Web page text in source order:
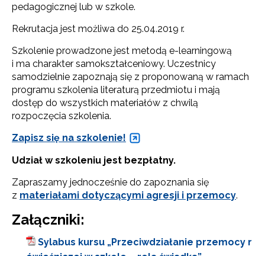
pedagogicznej lub w szkole.
Rekrutacja jest możliwa do 25.04.2019 r.
Szkolenie prowadzone jest metodą e-learningową
i ma charakter samokształceniowy. Uczestnicy
samodzielnie zapoznają się z proponowaną w ramach
programu szkolenia literaturą przedmiotu i mają
dostęp do wszystkich materiałów z chwilą
rozpoczęcia szkolenia.
Zapisz się na szkolenie!
Udział w szkoleniu jest bezpłatny.
Zapraszamy jednocześnie do zapoznania się
z materiałami dotyczącymi agresji i przemocy.
Załączniki:
Sylabus kursu „Przeciwdziałanie przemocy r